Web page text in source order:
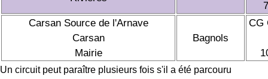
Carsan Source de l'Arnave
Carsan
Mairie
Bagnols
CG
Un circuit peut paraître plusieurs fois s'il a été parcouru